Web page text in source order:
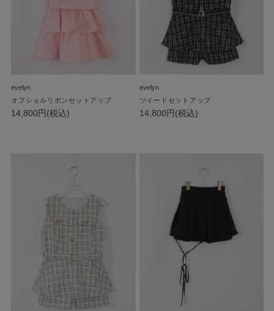
evelyn
オフショルリボンセットアップ
14,800円(税込)
evelyn
ツイードセットアップ
14,800円(税込)